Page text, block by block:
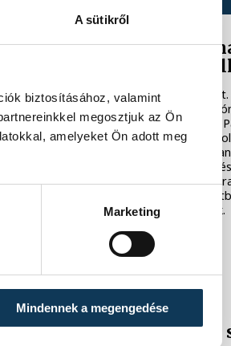
A sütikről
biztosításához, valamint
megosztjuk az Ön
amelyeket Ön adott meg
Marketing
Mindennek a megengedése
Késéltánc a
történik, ha
Mártha Imre, az MVM Zrt.
vezérigazgatója ATV-n
interjújában vázolta fel a
előtt álló példátlan
A szakember, aki
hazai energetikai
blokkok működéséért,
erőmű olyan
eredetileg nem tervezték.
ENERGIAVÁLSÁG
Magyar Péter:
Magyarország
energiaellátása